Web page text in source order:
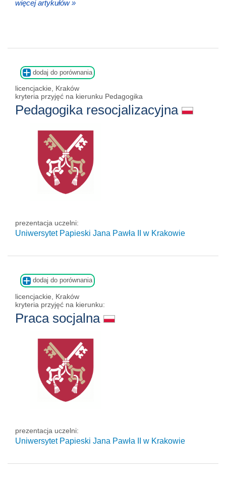
więcej artykułów »
dodaj do porównania
licencjackie, Kraków
kryteria przyjęć na kierunku Pedagogika
Pedagogika resocjalizacyjna
prezentacja uczelni:
Uniwersytet Papieski Jana Pawła II w Krakowie
dodaj do porównania
licencjackie, Kraków
kryteria przyjęć na kierunku:
Praca socjalna
prezentacja uczelni:
Uniwersytet Papieski Jana Pawła II w Krakowie